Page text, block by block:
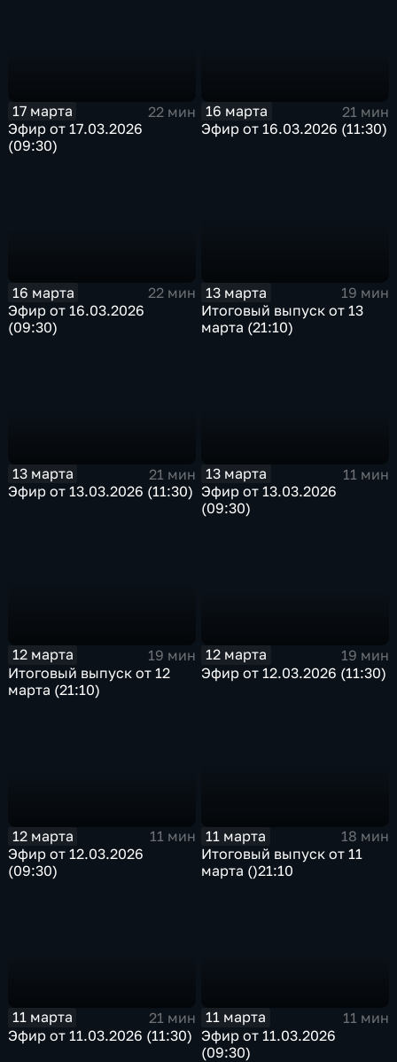
17 марта
22 мин
Эфир от 17.03.2026
(09:30)
16 марта
21 мин
Эфир от 16.03.2026 (11:30)
16 марта
22 мин
Эфир от 16.03.2026
(09:30)
13 марта
19 мин
Итоговый выпуск от 13
марта (21:10)
13 марта
21 мин
Эфир от 13.03.2026 (11:30)
13 марта
11 мин
Эфир от 13.03.2026
(09:30)
12 марта
19 мин
Итоговый выпуск от 12
марта (21:10)
12 марта
19 мин
Эфир от 12.03.2026 (11:30)
12 марта
11 мин
Эфир от 12.03.2026
(09:30)
11 марта
18 мин
Итоговый выпуск от 11
марта ()21:10
11 марта
21 мин
Эфир от 11.03.2026 (11:30)
11 марта
11 мин
Эфир от 11.03.2026
(09:30)